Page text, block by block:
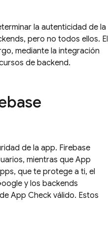
la autenticidad de la
pero no todos ellos. El
mediante la integración
de backend.
de la app. Firebase
mientras que App
que te protege a ti, el
y los backends
App Check válido. Estos